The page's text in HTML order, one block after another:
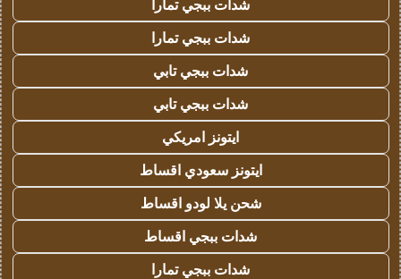
شدات ببجي تمارا
شدات ببجي تمارا
شدات ببجي تابي
شدات ببجي تابي
ايتونز امريكي
ايتونز سعودي اقساط
شحن يلا لودو اقساط
شدات ببجي اقساط
شدات ببجي تمارا